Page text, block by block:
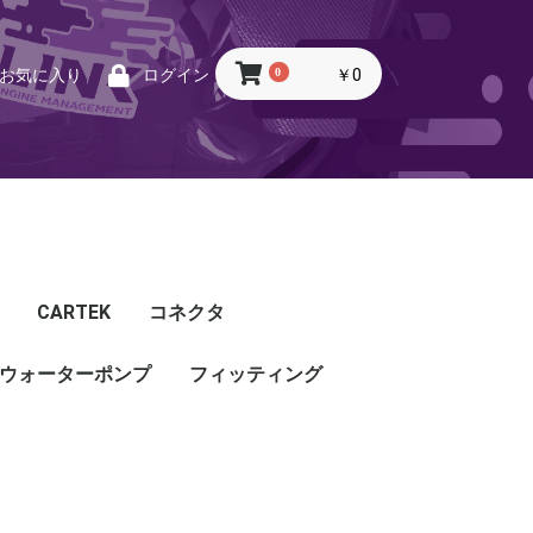
気に入り ログイン 0 ￥0
CARTEK
CARTEK
コネクタ
Lambda
Ignition
Injector
Throttle. Accele
Honda
Subaru
Toyota
Mazda
Mitsubishi
Nissan
Porsche
その他
ウォーターポンプ フィッティング